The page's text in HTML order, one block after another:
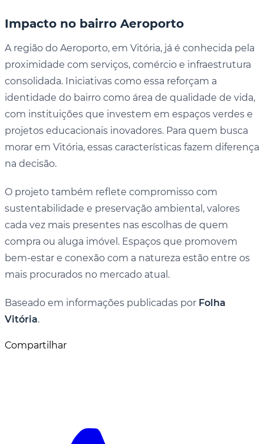
Impacto no bairro Aeroporto
A região do Aeroporto, em Vitória, já é conhecida pela
proximidade com serviços, comércio e infraestrutura
consolidada. Iniciativas como essa reforçam a
identidade do bairro como área de qualidade de vida,
com instituições que investem em espaços verdes e
projetos educacionais inovadores. Para quem busca
morar em Vitória, essas características fazem diferença
na decisão.
O projeto também reflete compromisso com
sustentabilidade e preservação ambiental, valores
cada vez mais presentes nas escolhas de quem
compra ou aluga imóvel. Espaços que promovem
bem-estar e conexão com a natureza estão entre os
mais procurados no mercado atual.
Baseado em informações publicadas por Folha
Vitória.
Compartilhar